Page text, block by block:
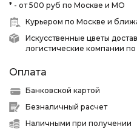
* - от 500 руб по Москве и МО
Курьером по Москве и
Искусственные цветы
логистические компании
Оплата
Банковской картой
Безналичный расчет
Наличными при получении